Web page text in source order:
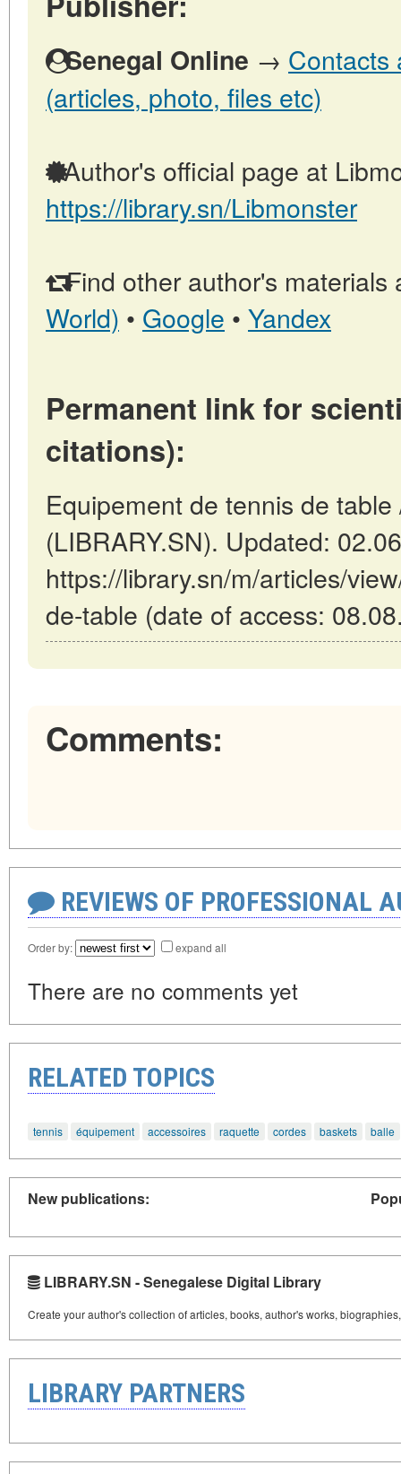
Senegal Online → Contacts
(articles, photo, files etc)
Author's official page at
https://library.sn/Libmonster
Find other author's materials
World) • Google • Yandex
Permanent link for
citations):
Equipement de tennis de
(LIBRARY.SN). Updated:
https://library.sn/m/articles/
de-table (date of access:
Comments:
REVIEWS OF PROFESSIONAL
Order by: expand all
There are no comments yet
RELATED TOPICS
tennis équipement accessoires raquette cordes baskets balle
New publications:
LIBRARY.SN - Senegalese Digital Library
Create your author's collection of articles, books, author's works,
LIBRARY PARTNERS